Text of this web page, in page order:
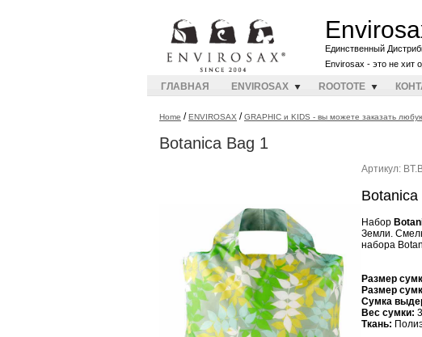
Единственный
Envirosax - это не хит
ГЛАВНАЯ ENVIROSAX ROOTOTE
Home /ENVIROSAX /GRAPHIC и KIDS - вы можете заказать
Botanica Bag 1
Артикул:
Botanica
Набор
Земли.
набора
Размер
Размер
Cумка
Вес сумки:
Ткань: